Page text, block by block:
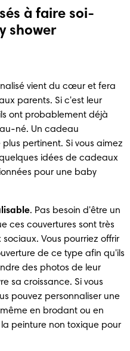
à faire soi-
shower
vient du cœur et fera
parents. Si c'est leur
ont probablement déjà
né. Un cadeau
pertinent. Si vous aimez
idées de cadeaux
pour une baby
. Pas besoin d'être un
ces couvertures sont très
Vous pourriez offrir
de ce type afin qu'ils
des photos de leur
sa croissance. Si vous
pouvez personnaliser une
en brodant ou en
peinture non toxique pour